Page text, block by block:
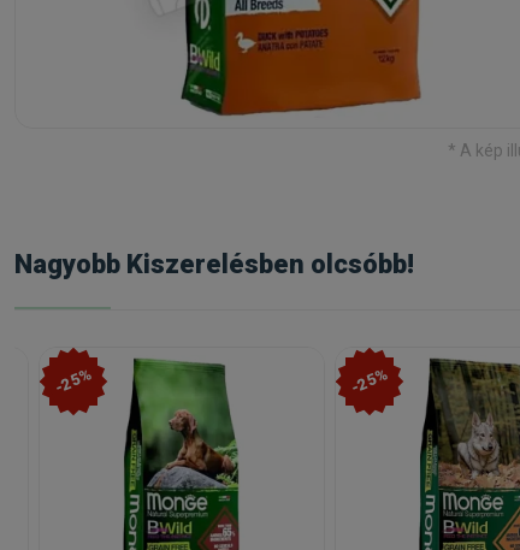
* A kép
Nagyobb Kiszerelésben olcsóbb!
-25% -25%